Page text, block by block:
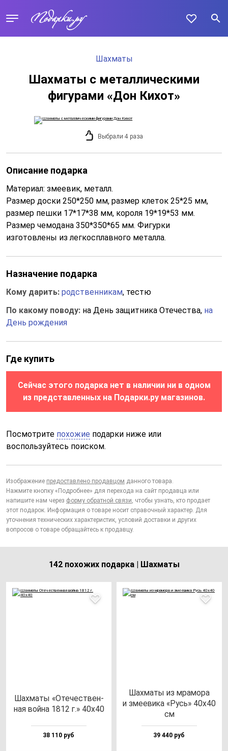
Шахматы
Шахматы с металлическими
фигурами «Дон Кихот»
Выбрали 4 раза
Описание подарка
Материал: змеевик, металл.
Размер доски 250*250 мм, размер клеток 25*25 мм,
размер пешки 17*17*38 мм, короля 19*19*53 мм.
Размер чемодана 350*350*65 мм. Фигурки
изготовлены из легкосплавного металла.
Назначение подарка
Кому дарить: родственникам, тестю
По какому поводу: на День защитника Отечества, на
День рождения
Где купить
Сейчас этого подарка нет в наличии ни в одном
из представленных на Подарки.ру магазинов.
Посмотрите похожие подарки ниже или
воспользуйтесь поиском.
Изображение предоставлено продавцом данного товара.
Нажмите кнопку «Подробнее» для перехода на сайт продавца или
напишите нам через форму обратной связи, чтобы узнать, кто продает
этот подарок. Информация о товаре носит справочный характер. Для
уточнения технических характеристик, условий доставки и других
вопросов о товаре обращайтесь к продавцу.
142 похожих подарка | Шахматы
Шах­ма­ты «Оте­чес­твен­
ная вой­на 1812 г.» 40х40
38 110 руб
Шах­ма­ты из мра­мо­ра
и зме­еви­ка «Русь» 40х40
см
39 440 руб